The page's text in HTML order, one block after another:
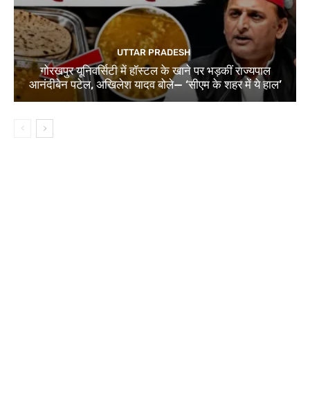
UTTAR PRADESH
गोरखपुर यूनिवर्सिटी में हॉस्टल के खाने पर भड़कीं राज्यपाल
आनंदीबेन पटेल, अखिलेश यादव बोले— ‘सीएम के शहर में ये हाल’